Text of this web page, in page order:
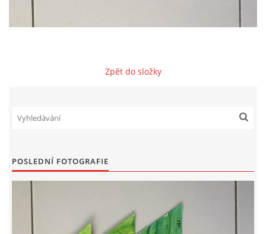
VZDĚLÁVACÍ BLOK ZÁŘÍ
VZDĚLÁVACÍ BLOK LEDEN
VZDĚLÁVACÍ BLOK ÚNOR
Zpět do složky
POSLEDNÍ FOTOGRAFIE